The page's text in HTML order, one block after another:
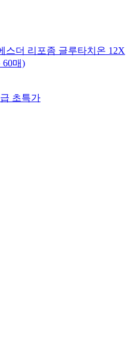
스더 리포좀 글루타치온 12X
60매)
초특가